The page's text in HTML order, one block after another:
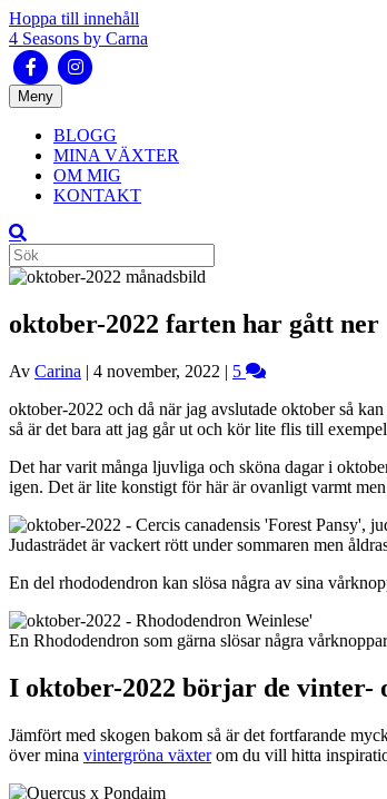
Hoppa till innehåll
4 Seasons by Carna
FacebookInstagram
Meny
BLOGG
MINA VÄXTER
OM MIG
KONTAKT
oktober-2022 farten har gått ner
Av Carina | 4 november, 2022 | 5
oktober-2022 och då när jag avslutade oktober så
så är det bara att jag går ut och kör lite flis till
Det har varit många ljuvliga och sköna dagar i
igen. Det är lite konstigt för här är ovanligt varmt
Judasträdet är vackert rött under sommaren men
En del rhododendron kan slösa några av sina
En Rhododendron som gärna slösar några
I oktober-2022 börjar de vinter-
Jämfört med skogen bakom så är det fortfarande
över mina vintergröna växterom du vill hitta